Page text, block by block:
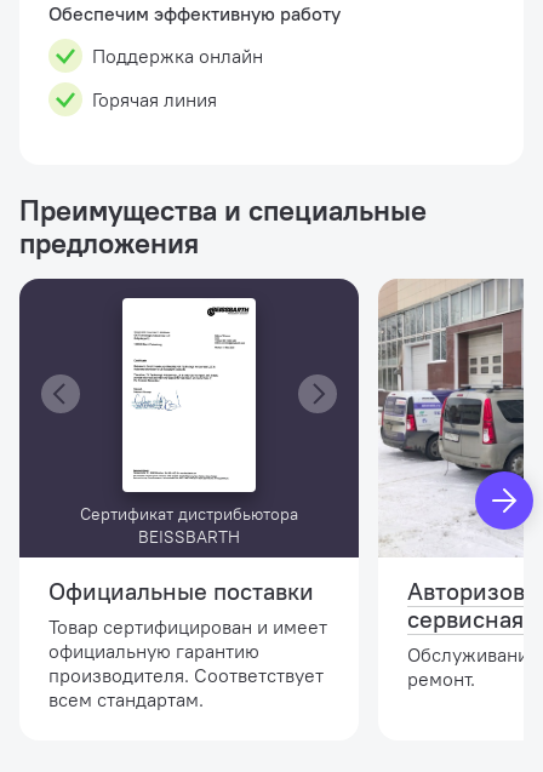
Обеспечим эффективную работу
Поддержка онлайн
Горячая линия
Преимущества и специальные
предложения
Сертификат дистрибьютора
BEISSBARTH
Официальные поставки
Товар сертифицирован и имеет
официальную гарантию
производителя. Соответствует
всем стандартам.
сервисная
ремонт.